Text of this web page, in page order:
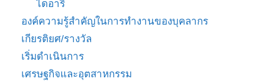
ไดอารี่
องค์ความรู้สำคัญในการทำงานของบุคลากร
เกียรติยศ/รางวัล
เริ่มดำเนินการ
เศรษฐกิจและอุตสาหกรรม